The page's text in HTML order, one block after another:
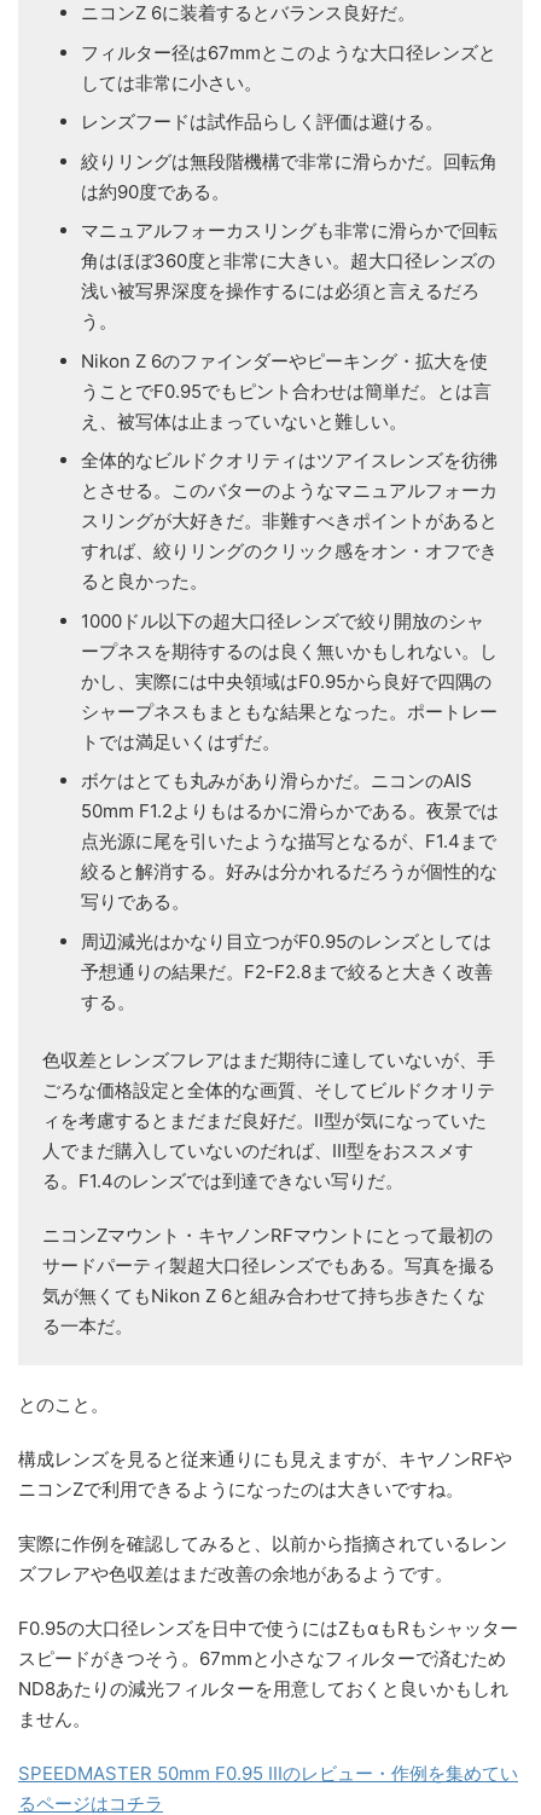
ニコンZ 6に装着するとバランス良好だ。
フィルター径は67mmとこのような大口径レンズと
しては非常に小さい。
レンズフードは試作品らしく評価は避ける。
絞りリングは無段階機構で非常に滑らかだ。回転角
は約90度である。
マニュアルフォーカスリングも非常に滑らかで回転
角はほぼ360度と非常に大きい。超大口径レンズの
浅い被写界深度を操作するには必須と言えるだろ
う。
Nikon Z 6のファインダーやピーキング・拡大を使
うことでF0.95でもピント合わせは簡単だ。とは言
え、被写体は止まっていないと難しい。
全体的なビルドクオリティはツアイスレンズを彷彿
とさせる。このバターのようなマニュアルフォーカ
スリングが大好きだ。非難すべきポイントがあると
すれば、絞りリングのクリック感をオン・オフでき
ると良かった。
1000ドル以下の超大口径レンズで絞り開放のシャ
ープネスを期待するのは良く無いかもしれない。し
かし、実際には中央領域はF0.95から良好で四隅の
シャープネスもまともな結果となった。ポートレー
トでは満足いくはずだ。
ボケはとても丸みがあり滑らかだ。ニコンのAIS
50mm F1.2よりもはるかに滑らかである。夜景では
点光源に尾を引いたような描写となるが、F1.4まで
絞ると解消する。好みは分かれるだろうが個性的な
写りである。
周辺減光はかなり目立つがF0.95のレンズとしては
予想通りの結果だ。F2-F2.8まで絞ると大きく改善
する。
色収差とレンズフレアはまだ期待に達していないが、手
ごろな価格設定と全体的な画質、そしてビルドクオリテ
ィを考慮するとまだまだ良好だ。II型が気になっていた
人でまだ購入していないのだれば、III型をおススメす
る。F1.4のレンズでは到達できない写りだ。
ニコンZマウント・キヤノンRFマウントにとって最初の
サードパーティ製超大口径レンズでもある。写真を撮る
気が無くてもNikon Z 6と組み合わせて持ち歩きたくな
る一本だ。
とのこと。
構成レンズを見ると従来通りにも見えますが、キヤノンRFや
ニコンZで利用できるようになったのは大きいですね。
実際に作例を確認してみると、以前から指摘されているレン
ズフレアや色収差はまだ改善の余地があるようです。
F0.95の大口径レンズを日中で使うにはZもαもRもシャッター
スピードがきつそう。67mmと小さなフィルターで済むため
ND8あたりの減光フィルターを用意しておくと良いかもしれ
ません。
SPEEDMASTER 50mm F0.95 IIIのレビュー・作例を集めてい
るページはコチラ